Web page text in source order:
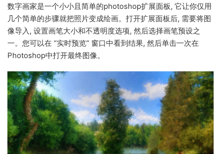
数字画家是一个小小且简单的photoshop扩展面板, 它让你仅用
几个简单的步骤就把照片变成绘画。打开扩展面板后, 需要将图
像导入, 设置画笔大小和不透明度选项, 然后选择画笔预设之
一。您可以在 “实时预览” 窗口中看到结果, 然后单击一次在
Photoshop中打开最终图像。